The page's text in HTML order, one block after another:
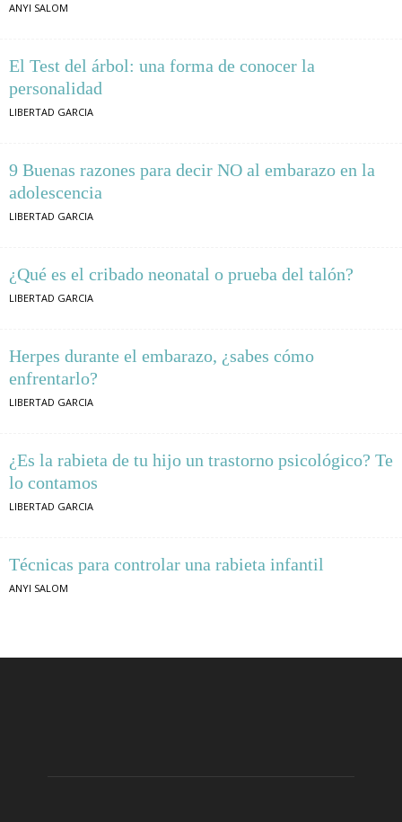
ANYI SALOM
El Test del árbol: una forma de conocer la
personalidad
LIBERTAD GARCIA
9 Buenas razones para decir NO al embarazo en la
adolescencia
LIBERTAD GARCIA
¿Qué es el cribado neonatal o prueba del talón?
LIBERTAD GARCIA
Herpes durante el embarazo, ¿sabes cómo
enfrentarlo?
LIBERTAD GARCIA
¿Es la rabieta de tu hijo un trastorno psicológico? Te
lo contamos
LIBERTAD GARCIA
Técnicas para controlar una rabieta infantil
ANYI SALOM